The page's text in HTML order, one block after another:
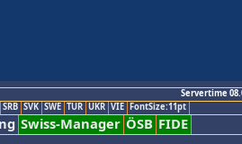
Servertime
SRB SVK SWE TUR UKR VIE FontSize:11pt
Swiss-Manager ÖSB FIDE